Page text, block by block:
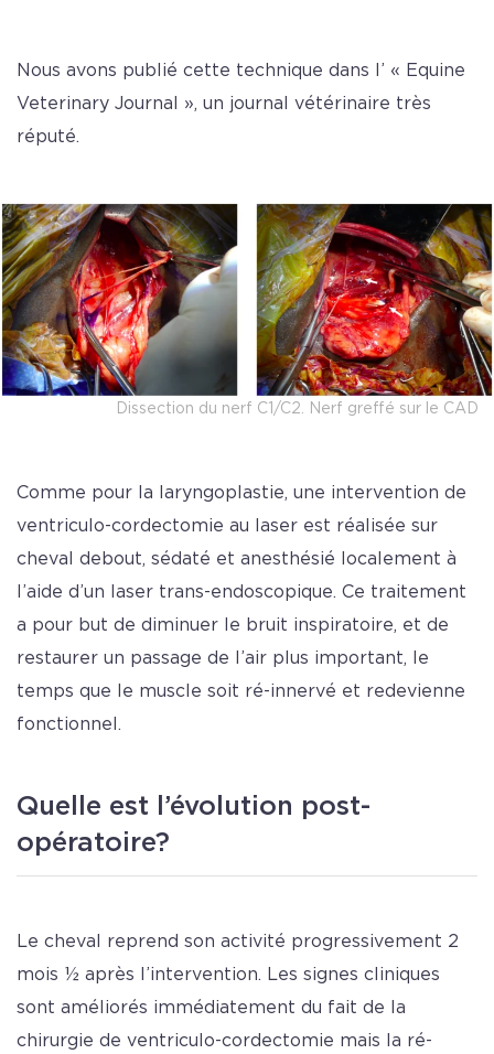
Nous avons publié cette technique dans l’ « Equine
Veterinary Journal », un journal vétérinaire très
réputé.
Dissection du nerf C1/C2. Nerf greffé sur le CAD
Comme pour la laryngoplastie, une intervention de
ventriculo-cordectomie au laser est réalisée sur
cheval debout, sédaté et anesthésié localement à
l’aide d’un laser trans-endoscopique. Ce traitement
a pour but de diminuer le bruit inspiratoire, et de
restaurer un passage de l’air plus important, le
temps que le muscle soit ré-innervé et redevienne
fonctionnel.
Quelle est l’évolution post-
opératoire?
Le cheval reprend son activité progressivement 2
mois ½ après l’intervention. Les signes cliniques
sont améliorés immédiatement du fait de la
chirurgie de ventriculo-cordectomie mais la ré-